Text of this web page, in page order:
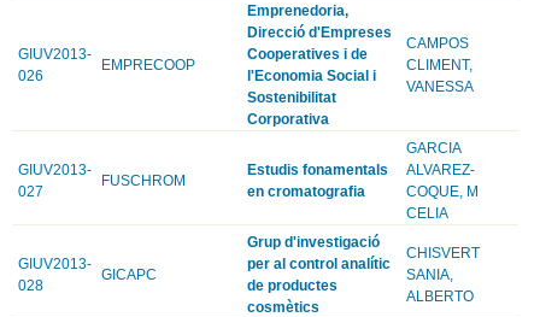
GIUV2013-
026
EMPRECOOP
Emprenedoria,
Direcció d'Empreses
Cooperatives i de
l'Economia Social i
Sostenibilitat
Corporativa
CAMPOS
CLIMENT,
VANESSA
GIUV2013-
027
FUSCHROM
Estudis fonamentals
en cromatografia
GARCIA
ALVAREZ-
COQUE, M
CELIA
GIUV2013-
028
GICAPC
Grup d'investigació
per al control analític
de productes
cosmètics
CHISVERT
SANIA,
ALBERTO